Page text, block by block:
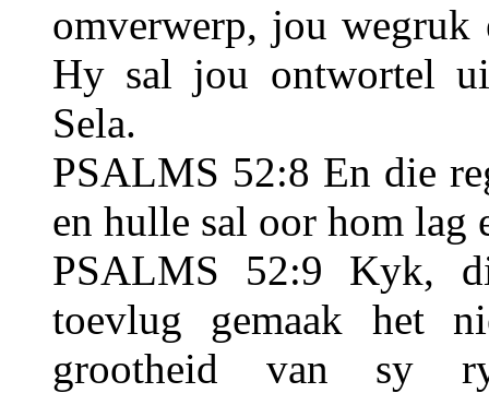
omverwerp, jou
Hy sal jou ontwortel
Sela.
PSALMS 52:8 En die
en hulle sal oor hom lag
PSALMS 52:9 Kyk,
toevlug gemaak het
grootheid van sy